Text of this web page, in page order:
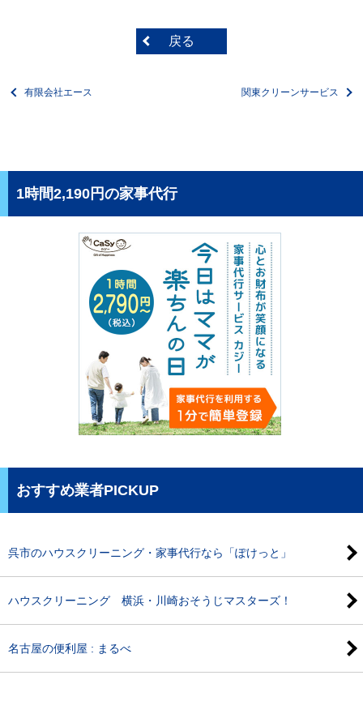
戻る
有限会社エース 関東クリーンサービス
1時間2,190円の家事代行
おすすめ業者PICKUP
呉市のハウスクリーニング・家事代行なら「ぽけっと」
ハウスクリーニング 横浜・川崎おそうじマスターズ！
名古屋の便利屋 : まるべ